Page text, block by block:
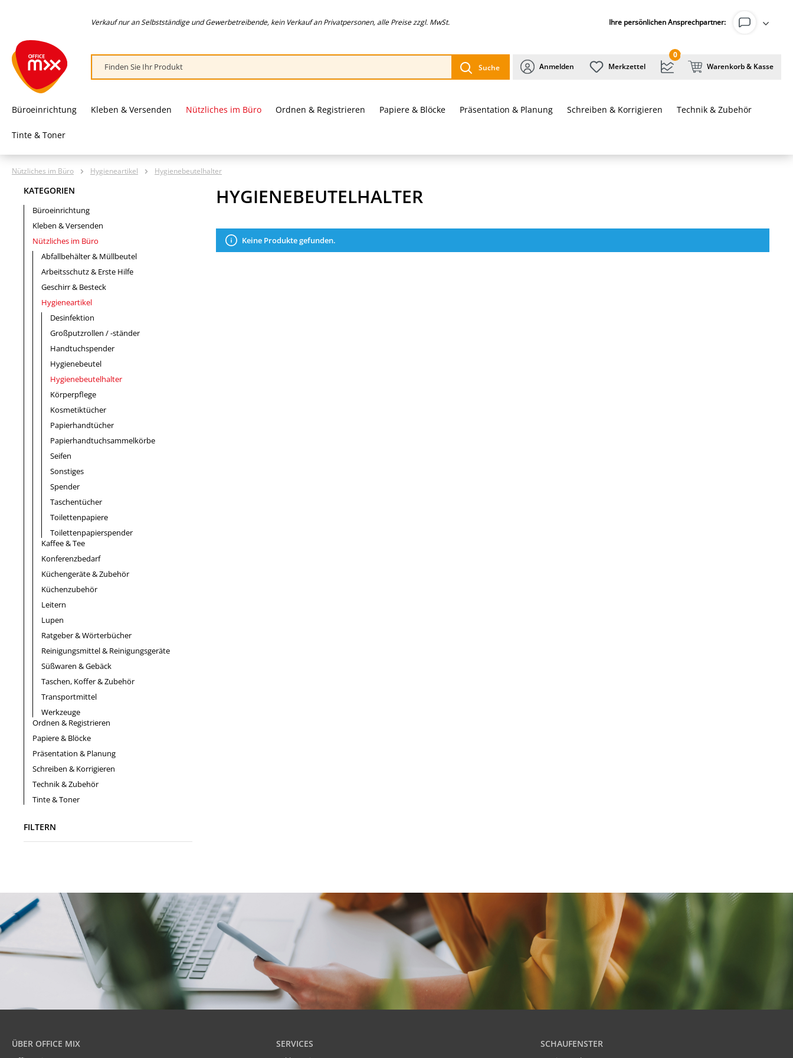
Verkauf nur an Selbstständige und Gewerbetreibende, kein Verkauf an Privatpersonen, alle Preise zzgl. MwSt. Ihre persönlichen Ansprechpartner:
Suche Anmelden Merkzettel
0
Warenkorb & Kasse
Büroeinrichtung Kleben & Versenden Nützliches im Büro Ordnen & Registrieren Papiere & Blöcke Präsentation & Planung Schreiben & Korrigieren Technik & Zubehör
Tinte & Toner
Nützliches im Büro Hygieneartikel Hygienebeutelhalter
KATEGORIEN
Büroeinrichtung
Kleben & Versenden
Nützliches im Büro
Abfallbehälter & Müllbeutel
Arbeitsschutz & Erste Hilfe
Geschirr & Besteck
Hygieneartikel
Desinfektion
Großputzrollen / -ständer
Handtuchspender
Hygienebeutel
Hygienebeutelhalter
Körperpflege
Kosmetiktücher
Papierhandtücher
Papierhandtuchsammelkörbe
Seifen
Sonstiges
Spender
Taschentücher
Toilettenpapiere
Toilettenpapierspender
Kaffee & Tee
Konferenzbedarf
Küchengeräte & Zubehör
Küchenzubehör
Leitern
Lupen
Ratgeber & Wörterbücher
Reinigungsmittel & Reinigungsgeräte
Süßwaren & Gebäck
Taschen, Koffer & Zubehör
Transportmittel
Werkzeuge
Ordnen & Registrieren
Papiere & Blöcke
Präsentation & Planung
Schreiben & Korrigieren
Technik & Zubehör
Tinte & Toner
FILTERN
HYGIENEBEUTELHALTER
Keine Produkte gefunden.
ÜBER OFFICE MIX SERVICES SCHAUFENSTER